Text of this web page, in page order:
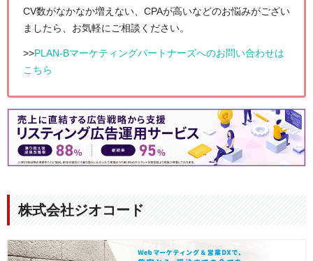
四ツ橋グランスクエア 6階
東京本社: 〒141-0022 東京都品川区東五反田2-
5-9 CIRCLES with 島津山 3階
事業内容
デジタルマーケティング事業
–Webサイト制作
–インフルエンサーマーケティング支援マーケ
ティングDX事業
–SEARCH WRITE
–Cast Me!ASP事業メディア事業
電話番号 PLAN-B： 大阪本社：06-6578-5558 、 東京本
社：03-3446-7577
PLAN-Bマーケティングパートナーズ：大阪本
コーポレートサ
PLAN-B：https://www.plan-b.co.jp/
CV数がなかなか増えない、CPAが高いなどのお悩みがござい
ましたら、お気軽にご相談ください。
>>PLAN-Bマーケティングパートナーズへのお問い合わせは
こちら
株式会社ジオコード